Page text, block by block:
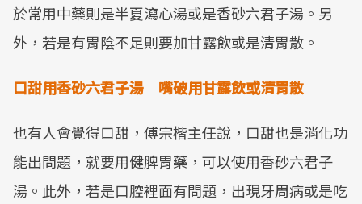
於常用中藥則是半夏瀉心湯或是香砂六君子湯。另
外，若是有胃陰不足則要加甘露飲或是清胃散。
口甜用香砂六君子湯 嘴破用甘露飲或清胃散
也有人會覺得口甜，傅宗楷主任說，口甜也是消化功
能出問題，就要用健脾胃藥，可以使用香砂六君子
湯。此外，若是口腔裡面有問題，出現牙周病或是吃